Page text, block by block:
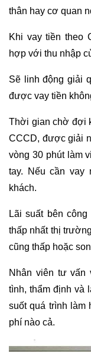
thân hay cơ quan
Khi vay tiền theo
hợp với thu nhập
Sẽ linh động giải
được vay tiền
Thời gian chờ đợi
CCCD, được giải
vòng 30 phút làm
tay. Nếu cần vay
khách.
Lãi suất bên
thấp nhất thị
cũng thấp hoặc
Nhân viên tư vấn
tình, thẩm định và
suốt quá trình làm
phí nào cả.